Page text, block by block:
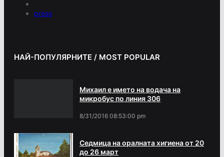
press
НАЙ-ПОПУЛЯРНИТЕ / MOST POPULAR
Михаил е името на водача на
микробус по линия 306
8/31/2016 08:53:00 pm
Седмица на оралната хигиена от 20
до 26 март